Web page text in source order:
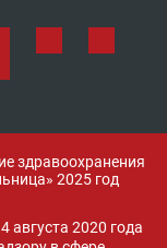
здравоохранения
2025 год
2020 года